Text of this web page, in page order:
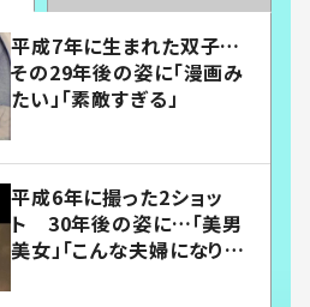
平成7年に生まれた双子…
その29年後の姿に「漫画み
たい」「素敵すぎる」
平成6年に撮った2ショッ
ト 30年後の姿に…「美男
美女」「こんな夫婦になりた